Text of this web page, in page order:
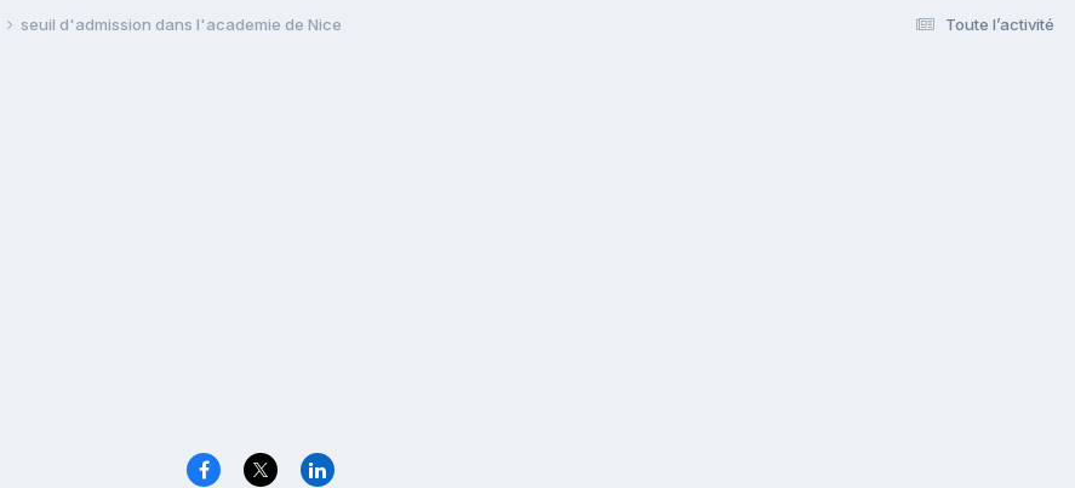
Toute l’activité
seuil d'admission dans l'academie de Nice